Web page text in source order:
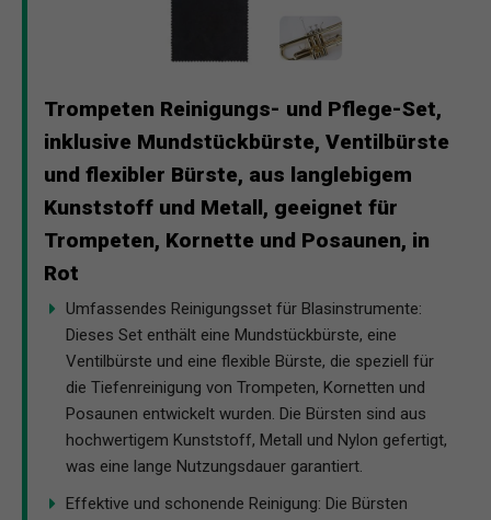
Trompeten Reinigungs- und Pflege-Set,
inklusive Mundstückbürste, Ventilbürste
und flexibler Bürste, aus langlebigem
Kunststoff und Metall, geeignet für
Trompeten, Kornette und Posaunen, in
Rot
Umfassendes Reinigungsset für Blasinstrumente:
Dieses Set enthält eine Mundstückbürste, eine
Ventilbürste und eine flexible Bürste, die speziell für
die Tiefenreinigung von Trompeten, Kornetten und
Posaunen entwickelt wurden. Die Bürsten sind aus
hochwertigem Kunststoff, Metall und Nylon gefertigt,
was eine lange Nutzungsdauer garantiert.
Effektive und schonende Reinigung: Die Bürsten